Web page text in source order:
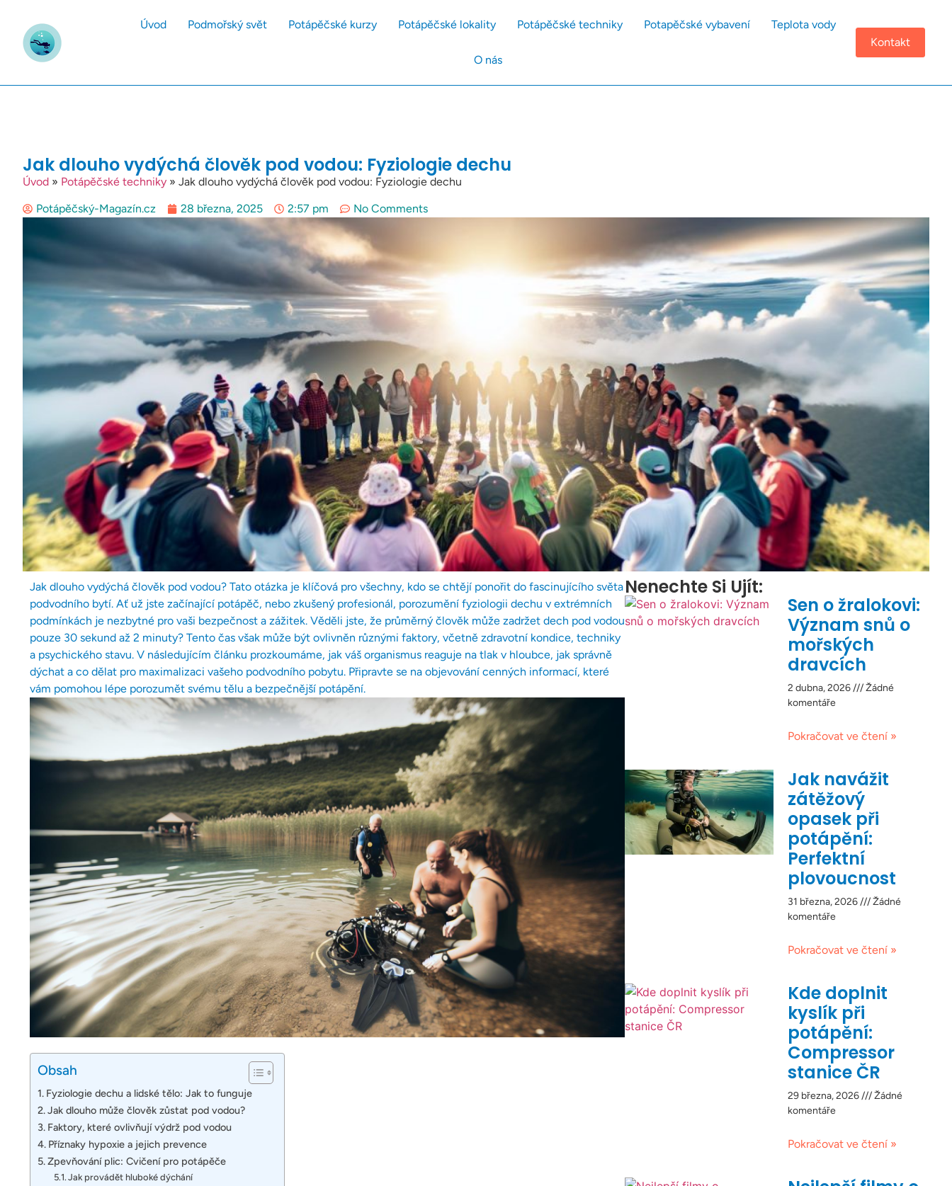
Úvod Podmořský svět Potápěčské kurzy Potápěčské lokality Potápěčské techniky Potapěčské vybavení Teplota vody
O nás
Kontakt
Jak dlouho vydýchá člověk pod vodou: Fyziologie dechu
Úvod » Potápěčské techniky » Jak dlouho vydýchá člověk pod vodou: Fyziologie dechu
Potápěčský-Magazín.cz 28 března, 2025 2:57 pm No Comments
Jak dlouho vydýchá člověk pod vodou? Tato otázka je klíčová pro všechny, kdo se chtějí ponořit do fascinujícího světa
podvodního bytí. Ať už jste začínající potápěč, nebo zkušený profesionál, porozumění fyziologii dechu v extrémních
podmínkách je nezbytné pro vaši bezpečnost a zážitek. Věděli jste, že průměrný člověk může zadržet dech pod vodou
pouze 30 sekund až 2 minuty? Tento čas však může být ovlivněn různými faktory, včetně zdravotní kondice, techniky
a psychického stavu. V následujícím článku prozkoumáme, jak váš organismus reaguje na tlak v hloubce, jak správně
dýchat a co dělat pro maximalizaci vašeho podvodního pobytu. Připravte se na objevování cenných informací, které
vám pomohou lépe porozumět svému tělu a bezpečnější potápění.
Obsah
Fyziologie dechu a lidské tělo: Jak to funguje
Jak dlouho může člověk zůstat pod vodou?
Faktory, které ovlivňují výdrž pod vodou
Příznaky hypoxie a jejich prevence
Zpevňování plic: Cvičení pro potápěče
Jak provádět hluboké dýchání
Nenechte Si Ujít:
Sen o žralokovi:
Význam snů o
mořských
dravcích
2 dubna, 2026
Žádné
komentáře
Pokračovat ve čtení »
Jak navážit
zátěžový
opasek při
potápění:
Perfektní
plovoucnost
31 března, 2026
Žádné
komentáře
Pokračovat ve čtení »
Kde doplnit
kyslík při
potápění:
Compressor
stanice ČR
29 března, 2026
Žádné
komentáře
Pokračovat ve čtení »